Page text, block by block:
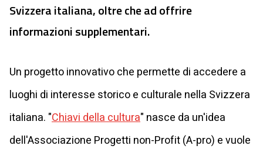
Svizzera italiana, oltre che ad offrire
informazioni supplementari.
Un progetto innovativo che permette di accedere a
luoghi di interesse storico e culturale nella Svizzera
italiana. "Chiavi della cultura" nasce da un'idea
dell'Associazione Progetti non-Profit (A-pro) e vuole